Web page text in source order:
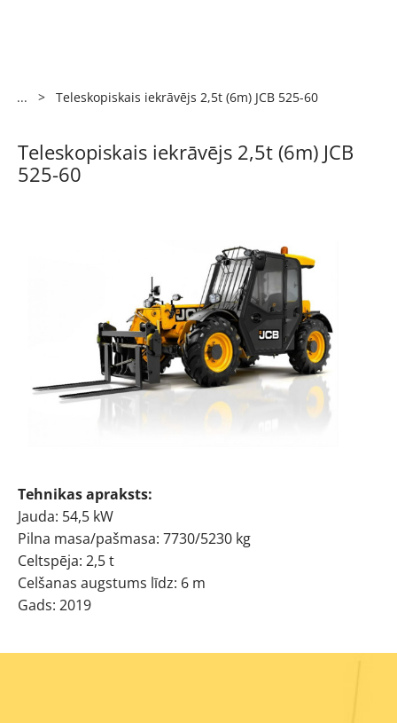
... > Teleskopiskais iekrāvējs 2,5t (6m) JCB 525-60
Teleskopiskais iekrāvējs 2,5t (6m) JCB
525-60
Tehnikas apraksts:
Jauda: 54,5 kW
Pilna masa/pašmasa: 7730/5230 kg
Celtspēja: 2,5 t
Celšanas augstums līdz: 6 m
Gads: 2019